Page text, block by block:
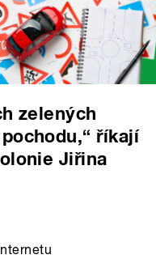
zelených
říkají
Jiřina